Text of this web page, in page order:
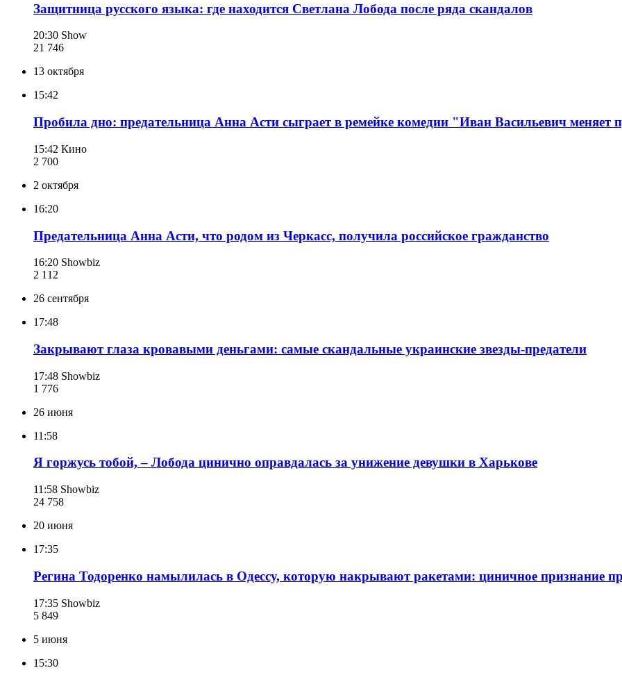
Защитница русского языка: где находится Светлана Лобода после ряда скандалов
20:30 Show
21 746
13 октября
15:42
Пробила дно: предательница Анна Асти сыграет в ремейке комедии "Иван Васильевич меняет
15:42 Кино
2 700
2 октября
16:20
Предательница Анна Асти, что родом из Черкасс, получила российское гражданство
16:20 Showbiz
2 112
26 сентября
17:48
Закрывают глаза кровавыми деньгами: самые скандальные украинские звезды-предатели
17:48 Showbiz
1 776
26 июня
11:58
Я горжусь тобой, – Лобода цинично оправдалась за унижение девушки в Харькове
11:58 Showbiz
24 758
20 июня
17:35
Регина Тодоренко намылилась в Одессу, которую накрывают ракетами: циничное признание
17:35 Showbiz
5 849
5 июня
15:30